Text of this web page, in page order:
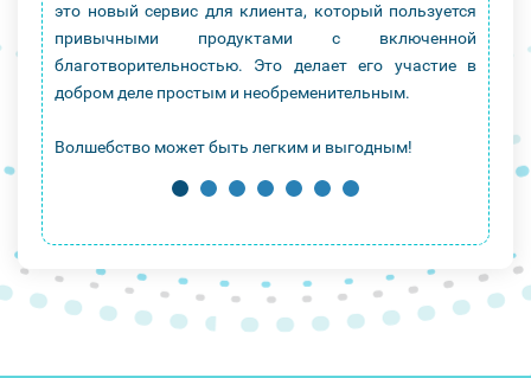
это новый сервис для клиента, который пользуется
привычными продуктами с включенной
благотворительностью. Это делает его участие в
добром деле простым и необременительным.
Волшебство может быть легким и выгодным!